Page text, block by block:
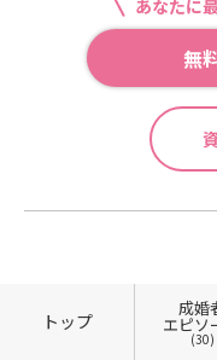
あなたに
無
トップ
成婚
エピソ
(30)